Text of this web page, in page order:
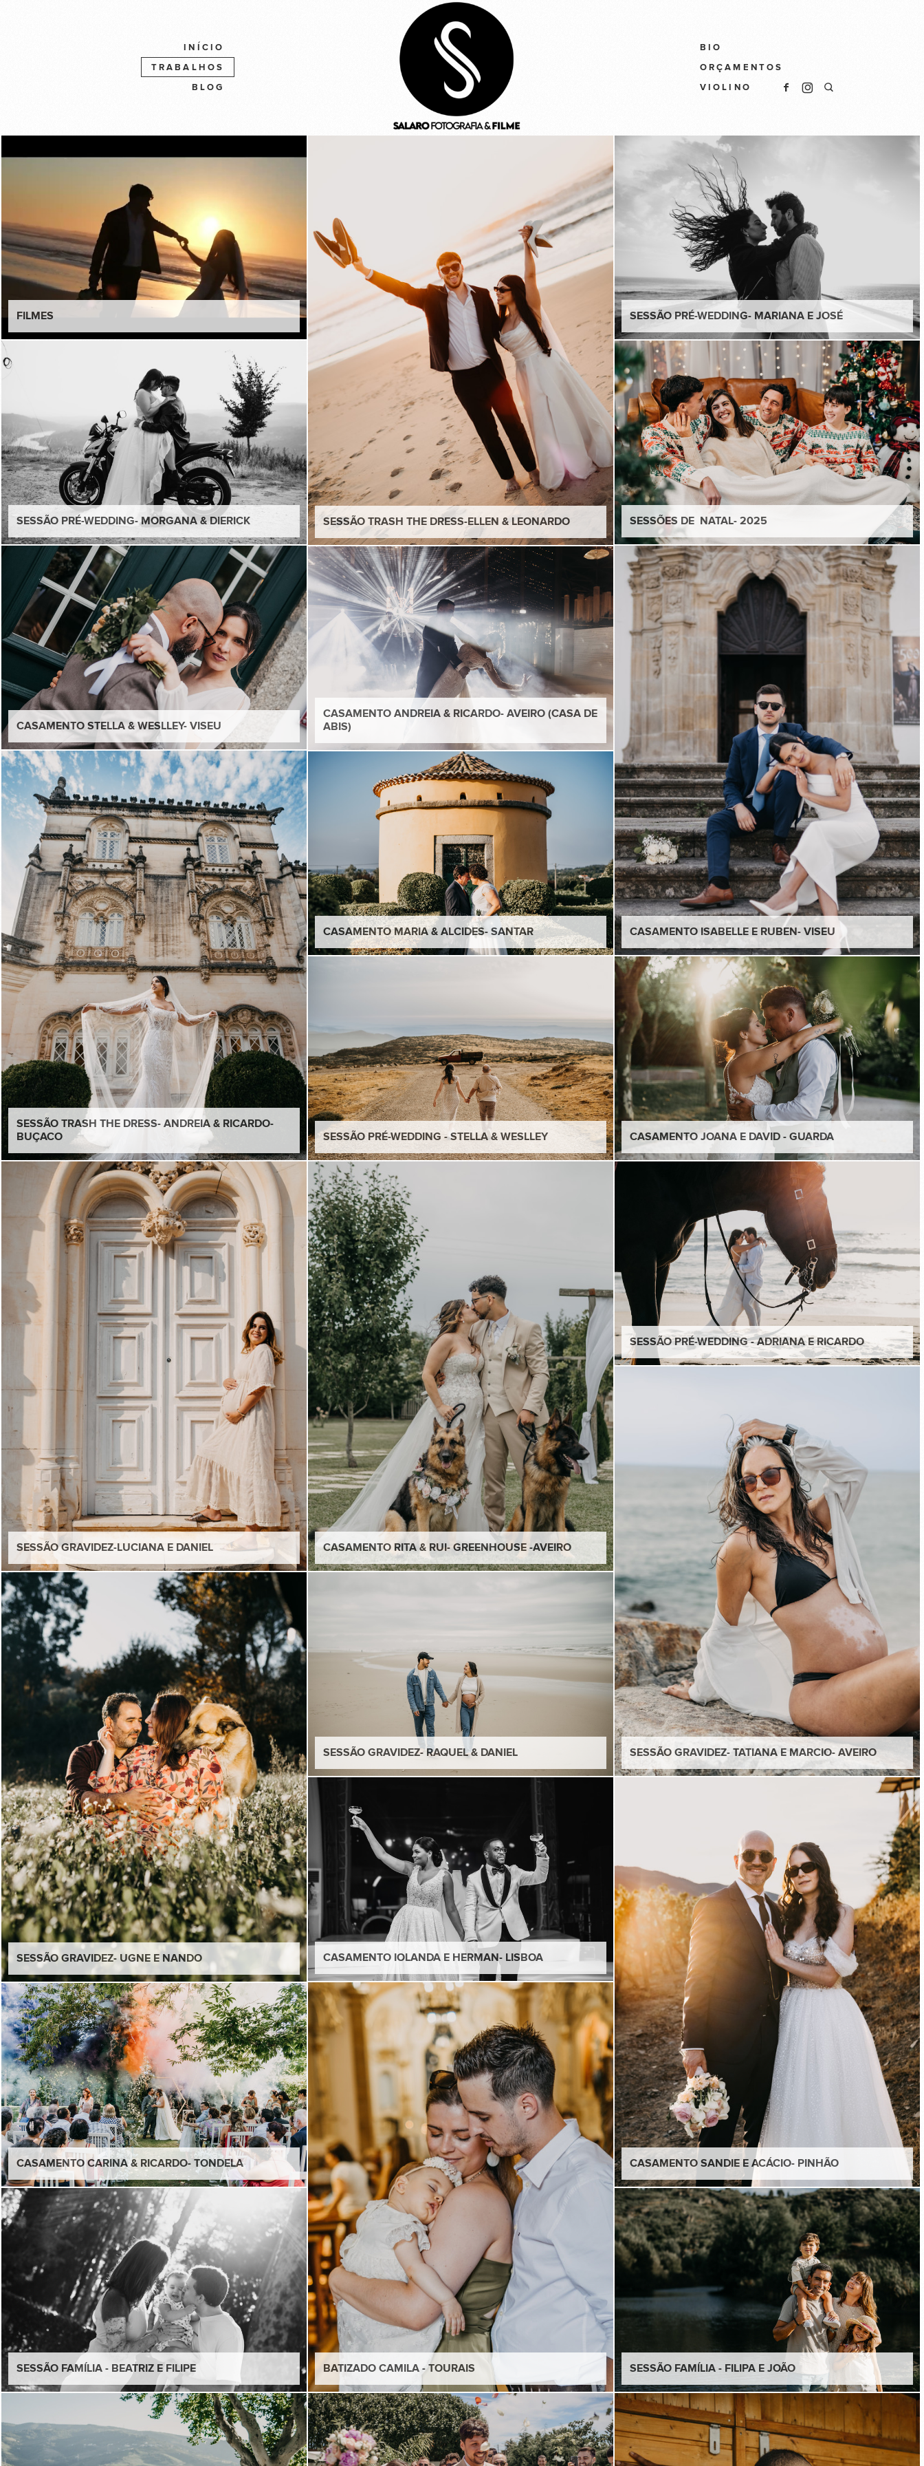
INÍCIO
TRABALHOS
BLOG
BIO
ORÇAMENTOS
VIOLINO
FILMES
SESSÃO TRASH THE DRESS-ELLEN & LEONARDO
SESSÃO PRÉ-WEDDING- MARIANA E JOSÉ
SESSÃO PRÉ-WEDDING- MORGANA & DIERICK SESSÕES DE NATAL- 2025
CASAMENTO STELLA & WESLLEY- VISEU
CASAMENTO ISABELLE E RUBEN- VISEU
CASAMENTO ANDREIA & RICARDO- AVEIRO (CASA DE
ABIS)
SESSÃO TRASH THE DRESS- ANDREIA & RICARDO-
BUÇACO
CASAMENTO MARIA & ALCIDES- SANTAR
SESSÃO PRÉ-WEDDING - STELLA & WESLLEY CASAMENTO JOANA E DAVID - GUARDA
SESSÃO GRAVIDEZ-LUCIANA E DANIEL CASAMENTO RITA & RUI- GREENHOUSE -AVEIRO
SESSÃO PRÉ-WEDDING - ADRIANA E RICARDO
SESSÃO GRAVIDEZ- TATIANA E MARCIO- AVEIRO
SESSÃO GRAVIDEZ- UGNE E NANDO
SESSÃO GRAVIDEZ- RAQUEL & DANIEL
CASAMENTO IOLANDA E HERMAN- LISBOA
CASAMENTO SANDIE E ACÁCIO- PINHÃO
BATIZADO CAMILA - TOURAIS
CASAMENTO CARINA & RICARDO- TONDELA
SESSÃO FAMÍLIA - BEATRIZ E FILIPE SESSÃO FAMÍLIA - FILIPA E JOÃO